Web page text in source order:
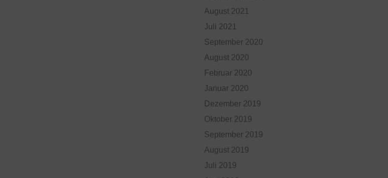
August 2021
Juli 2021
September 2020
August 2020
Februar 2020
Januar 2020
Dezember 2019
Oktober 2019
September 2019
August 2019
Juli 2019